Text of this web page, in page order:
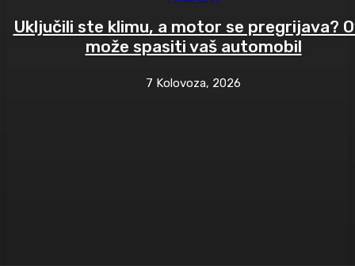
Uključili ste klimu, a motor se pregrijava?
može spasiti vaš automobil
7 Kolovoza, 2026